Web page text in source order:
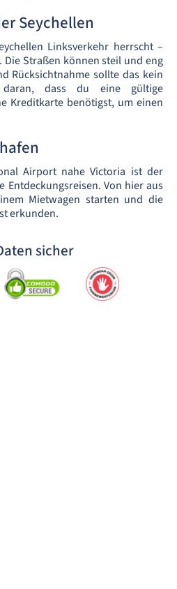
Seychellen
Linksverkehr herrscht –
Die Straßen können steil und eng
Rücksichtnahme sollte das kein
dass du eine gültige
Kreditkarte benötigst, um einen
Airport nahe Victoria ist der
Von hier aus
Mietwagen starten und die
erkunden.
sicher